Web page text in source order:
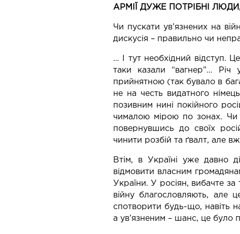
АРМІЇ ДУЖЕ ПОТРІБНІ
Чи пускати ув’язнених на
дискусія – правильно чи
… І тут необхідний відступ.
таки казали “вагнер”…
прийнятною (так бувало в
не на честь видатного
позивним нині покійного
чималою мірою по зонах. Чи
повернувшись до своїх
чинити розбій та ґвалт, але
Втім, в Україні уже давно
відмовити власним
України. У росіян, вибачте
війну благословляють, але
спотворити будь-що, навіть
а ув’язненим – шанс, це було